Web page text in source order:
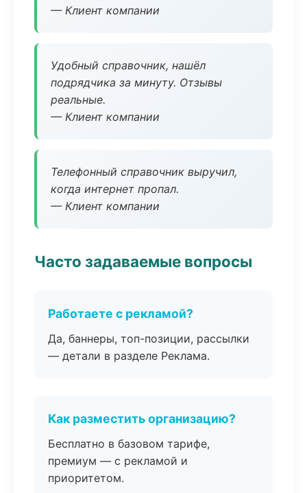
— Клиент компании
Удобный справочник, нашёл
подрядчика за минуту. Отзывы
реальные.
— Клиент компании
Телефонный справочник выручил,
когда интернет пропал.
— Клиент компании
Часто задаваемые вопросы
Работаете с рекламой?
Да, баннеры, топ-позиции, рассылки
— детали в разделе Реклама.
Как разместить организацию?
Бесплатно в базовом тарифе,
премиум — с рекламой и
приоритетом.